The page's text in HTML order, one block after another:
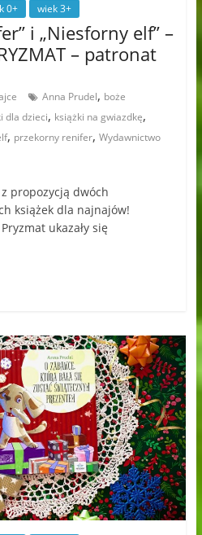
0+ wiek 3+
i „Niesforny elf” –
– patronat
Anna Prudel, boże
dla dzieci, książki na gwiazdkę,
, przekorny renifer, Wydawnictwo
propozycją dwóch
książek dla najnajów!
ukazały się